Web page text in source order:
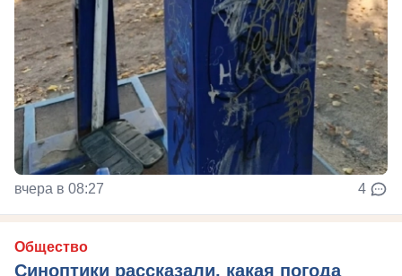
вчера в 08:27 4
Общество
Синоптики рассказали, какая погода